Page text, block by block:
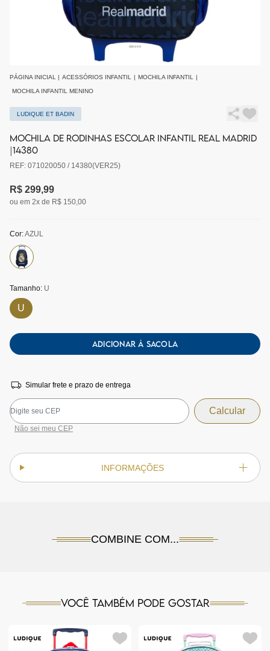
PÁGINA INICIAL | ACESSÓRIOS INFANTIL | MOCHILA INFANTIL |
MOCHILA INFANTIL MENINO
LUDIQUE ET BADIN
MOCHILA DE RODINHAS ESCOLAR INFANTIL REAL MADRID
|14380
REF: 071020050 / 14380(VER25)
R$ 299,99
ou em 2x de R$ 150,00
Cor:AZUL
Tamanho: U
U
ADICIONAR À SACOLA
Simular frete e prazo de entrega
Não sei meu CEP
INFORMAÇÕES
COMBINE COM...
Você também pode gostar